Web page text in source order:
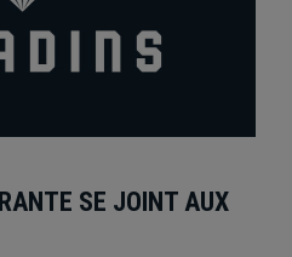
SE JOINT AUX